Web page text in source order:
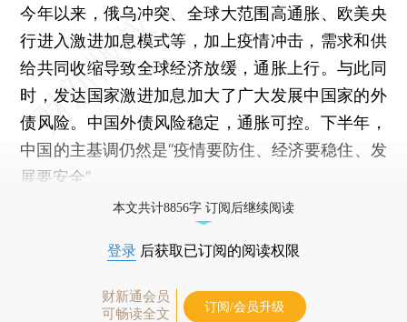
今年以来，俄乌冲突、全球大范围高通胀、欧美央
行进入激进加息模式等，加上疫情冲击，需求和供
给共同收缩导致全球经济放缓，通胀上行。与此同
时，发达国家激进加息加大了广大发展中国家的外
债风险。中国外债风险稳定，通胀可控。下半年，
中国的主基调仍然是“疫情要防住、经济要稳住、发
展要安全”。
本文共计8856字 订阅后继续阅读
登录 后获取已订阅的阅读权限
财新通会员
可畅读全文
订阅/会员升级